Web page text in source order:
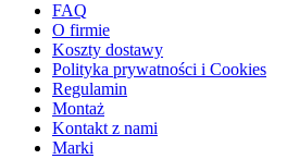
FAQ
O firmie
Koszty dostawy
Polityka prywatności i Cookies
Regulamin
Montaż
Kontakt z nami
Marki